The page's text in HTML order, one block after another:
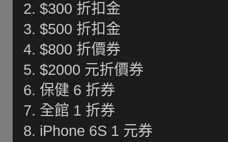
2. $300 折扣金
3. $500 折扣金
4. $800 折價券
5. $2000 元折價券
6. 保健 6 折券
7. 全館 1 折券
8. iPhone 6S 1 元券